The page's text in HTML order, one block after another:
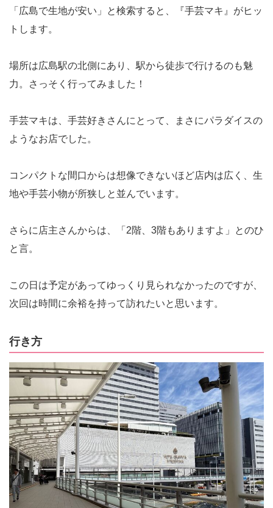
「広島で生地が安い」と検索すると、『手芸マキ』がヒッ
トします。
場所は広島駅の北側にあり、駅から徒歩で行けるのも魅
力。さっそく行ってみました！
手芸マキは、手芸好きさんにとって、まさにパラダイスの
ようなお店でした。
コンパクトな間口からは想像できないほど店内は広く、生
地や手芸小物が所狭しと並んでいます。
さらに店主さんからは、「2階、3階もありますよ」とのひ
と言。
この日は予定があってゆっくり見られなかったのですが、
次回は時間に余裕を持って訪れたいと思います。
行き方